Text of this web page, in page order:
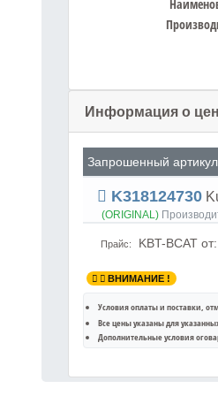
Информация о
Запрошенный
K318124730
(ORIGINAL)
Прайс: KBT-BCAT
ВНИМАНИЕ !
Условия оплаты и поставки ,
Все цены указаны для
Дополнительные условия